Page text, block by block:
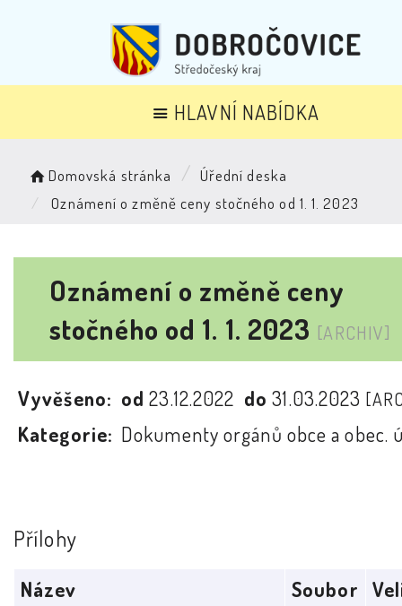
HLAVNÍ NABÍDKA
Domovská stránka
Úřední deska
Oznámení o změně ceny stočného od 1. 1. 2023
Oznámení o změně ceny
stočného od 1. 1. 2023 [ARCHIV]
Vyvěšeno: od23.12.2022 do31.03.2023
Kategorie: Dokumenty orgánů obce a obec.
Přílohy
Název Soubor